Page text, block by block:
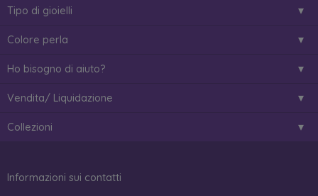
Tipo di gioielli
Colore perla
Ho bisogno di aiuto?
Vendita/ Liquidazione
Collezioni
Informazioni sui contatti